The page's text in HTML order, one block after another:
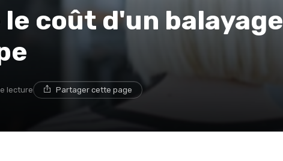
coût d'un balayage
lecture Partager cette page